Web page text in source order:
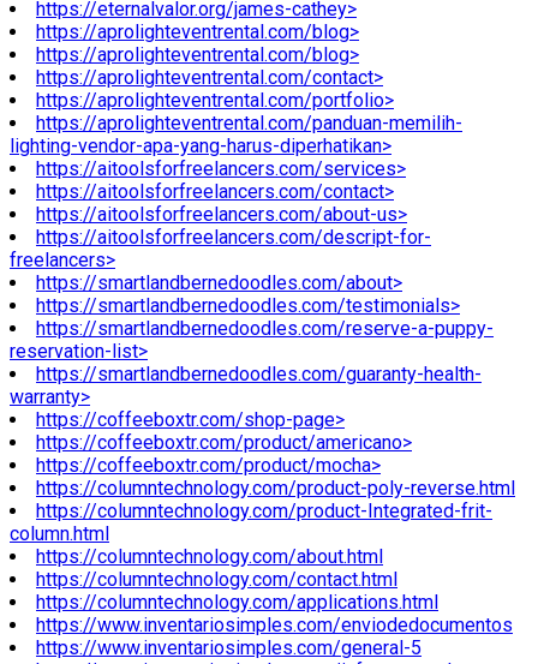
https://eternalvalor.org/james-cathey>
https://aprolighteventrental.com/blog>
https://aprolighteventrental.com/blog>
https://aprolighteventrental.com/contact>
https://aprolighteventrental.com/portfolio>
https://aprolighteventrental.com/panduan-memilih-
lighting-vendor-apa-yang-harus-diperhatikan>
https://aitoolsforfreelancers.com/services>
https://aitoolsforfreelancers.com/contact>
https://aitoolsforfreelancers.com/about-us>
https://aitoolsforfreelancers.com/descript-for-
freelancers>
https://smartlandbernedoodles.com/about>
https://smartlandbernedoodles.com/testimonials>
https://smartlandbernedoodles.com/reserve-a-puppy-
reservation-list>
https://smartlandbernedoodles.com/guaranty-health-
warranty>
https://coffeeboxtr.com/shop-page>
https://coffeeboxtr.com/product/americano>
https://coffeeboxtr.com/product/mocha>
https://columntechnology.com/product-poly-reverse.html
https://columntechnology.com/product-Integrated-frit-
column.html
https://columntechnology.com/about.html
https://columntechnology.com/contact.html
https://columntechnology.com/applications.html
https://www.inventariosimples.com/enviodedocumentos
https://www.inventariosimples.com/general-5